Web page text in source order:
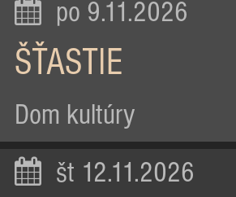
po 9.11.2026
ŠŤASTIE
Dom kultúry
št 12.11.2026